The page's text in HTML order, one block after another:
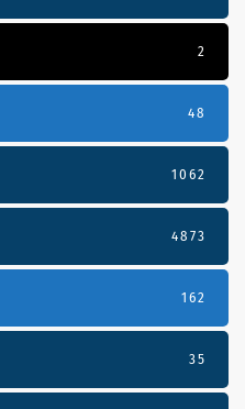
2
48
1062
4873
162
35